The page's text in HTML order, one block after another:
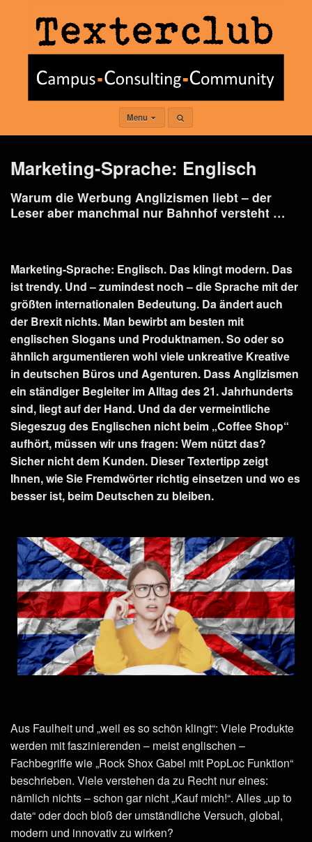
Menu
Marketing-Sprache: Englisch
Warum die Werbung Anglizismen liebt – der
Leser aber manchmal nur Bahnhof versteht …
Marketing-Sprache: Englisch. Das klingt modern. Das
ist trendy. Und – zumindest noch – die Sprache mit der
größten internationalen Bedeutung. Da ändert auch
der Brexit nichts. Man bewirbt am besten mit
englischen Slogans und Produktnamen. So oder so
ähnlich argumentieren wohl viele unkreative Kreative
in deutschen Büros und Agenturen. Dass Anglizismen
ein ständiger Begleiter im Alltag des 21. Jahrhunderts
sind, liegt auf der Hand. Und da der vermeintliche
Siegeszug des Englischen nicht beim „Coffee Shop“
aufhört, müssen wir uns fragen: Wem nützt das?
Sicher nicht dem Kunden. Dieser Textertipp zeigt
Ihnen, wie Sie Fremdwörter richtig einsetzen und wo es
besser ist, beim Deutschen zu bleiben.
Aus Faulheit und „weil es so schön klingt“: Viele Produkte
werden mit faszinierenden – meist englischen –
Fachbegriffe wie „Rock Shox Gabel mit PopLoc Funktion“
beschrieben. Viele verstehen da zu Recht nur eines:
nämlich nichts – schon gar nicht „Kauf mich!“. Alles „up to
date“ oder doch bloß der umständliche Versuch, global,
modern und innovativ zu wirken?